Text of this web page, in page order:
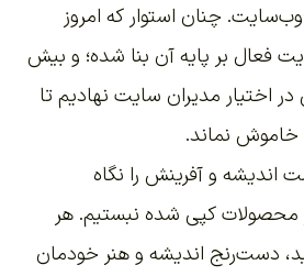
وب‌سایت. چنان استوار که امروز
وب‌سایت فعال بر پایه آن بنا شده؛ و بیش
در اختیار مدیران سایت نهادیم تا
خاموش نماند.
اندیشه و آفرینش را نگاه
محصولات کپی شده نبستیم. هر
دست‌رنج اندیشه و هنر خودمان